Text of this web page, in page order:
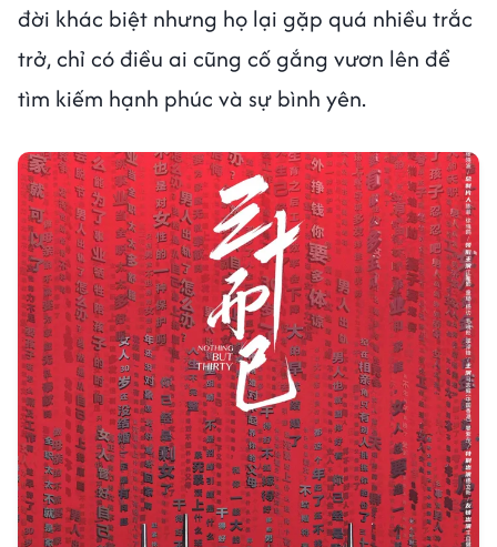
đời khác biệt nhưng họ lại gặp quá nhiều trắc
trở, chỉ có điều ai cũng cố gắng vươn lên để
tìm kiếm hạnh phúc và sự bình yên.